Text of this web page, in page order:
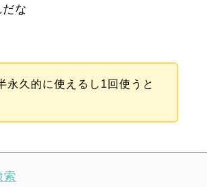
な
永久的に使えるし1回使うと
索